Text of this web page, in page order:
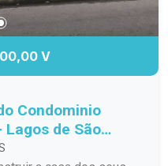
V
Condominio
Lagos de São